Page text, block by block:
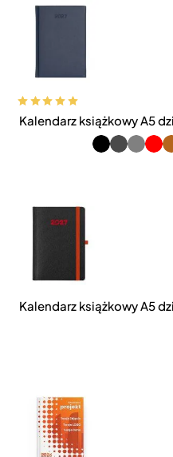
Kalendarz książkowy A5
Kalendarz książkowy A5